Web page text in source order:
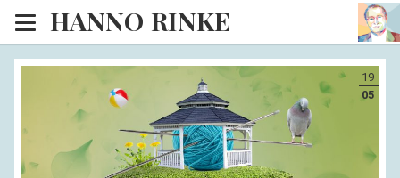
HANNO RINKE
Heim
EISINSEL
Sonntagspredigten
Blog
19
05